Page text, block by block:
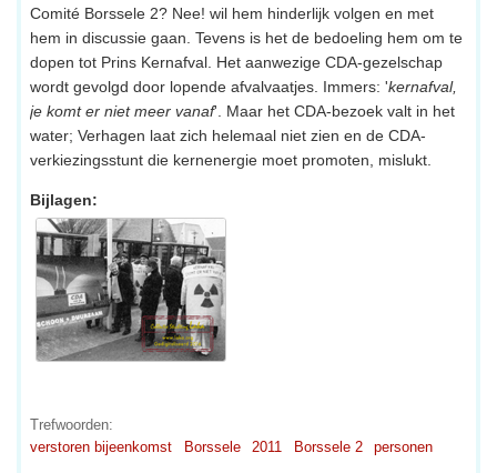
Comité Borssele 2? Nee! wil hem hinderlijk volgen en met
hem in discussie gaan. Tevens is het de bedoeling hem om te
dopen tot Prins Kernafval. Het aanwezige CDA-gezelschap
wordt gevolgd door lopende afvalvaatjes. Immers: 'kernafval,
je komt er niet meer vanaf'. Maar het CDA-bezoek valt in het
water; Verhagen laat zich helemaal niet zien en de CDA-
verkiezingsstunt die kernenergie moet promoten, mislukt.
Bijlagen:
Trefwoorden:
verstoren bijeenkomst
Borssele 2011 Borssele 2 personen